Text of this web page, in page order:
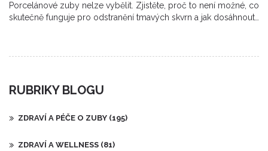
Porcelánové zuby nelze vybělit. Zjistěte, proč to není možné, co
skutečně funguje pro odstranění tmavých skvrn a jak dosáhnout
RUBRIKY BLOGU
ZDRAVÍ A PÉČE O ZUBY (195)
ZDRAVÍ A WELLNESS (81)